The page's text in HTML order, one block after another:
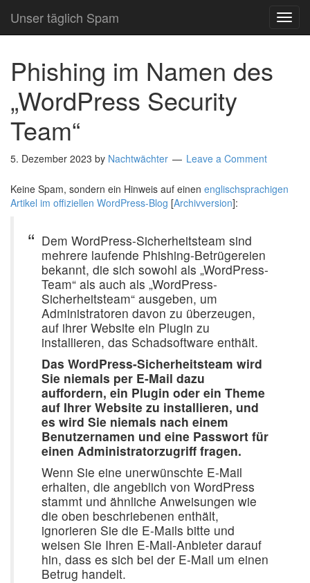
Unser täglich Spam
Phishing im Namen des
„WordPress Security
Team“
5. Dezember 2023 by Nachtwächter Leave a Comment
Keine Spam, sondern ein Hinweis auf einen englischsprachigen
Artikel im offiziellen WordPress-Blog [Archivversion]:
Dem WordPress-Sicherheitsteam sind
mehrere laufende Phishing-Betrügereien
bekannt, die sich sowohl als „WordPress-
Team“ als auch als „WordPress-
Sicherheitsteam“ ausgeben, um
Administratoren davon zu überzeugen,
auf ihrer Website ein Plugin zu
installieren, das Schadsoftware enthält.
Das WordPress-Sicherheitsteam wird
Sie niemals per E-Mail dazu
auffordern, ein Plugin oder ein Theme
auf Ihrer Website zu installieren, und
es wird Sie niemals nach einem
Benutzernamen und eine Passwort für
einen Administratorzugriff fragen.
Wenn Sie eine unerwünschte E-Mail
erhalten, die angeblich von WordPress
stammt und ähnliche Anweisungen wie
die oben beschriebenen enthält,
ignorieren Sie die E-Mails bitte und
weisen Sie Ihren E-Mail-Anbieter darauf
hin, dass es sich bei der E-Mail um einen
Betrug handelt.